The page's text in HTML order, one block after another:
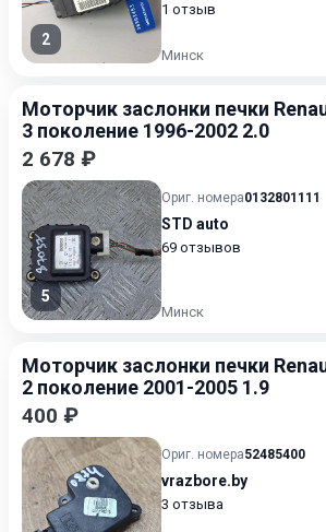
2
1 отзыв
Минск
Моторчик заслонки печки
3 поколение 1996-2002 2.0
2 678 ₽
5
Ориг. номера0132801111
STD auto
69 отзывов
Минск
Моторчик заслонки печки
2 поколение 2001-2005 1.9
400 ₽
Ориг. номера52485400
vrazbore.by
3 отзыва